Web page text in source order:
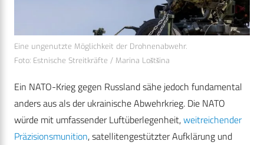
Eine ungenutzte Möglichkeit der Drohnenabwehr.
Foto: Estnische Streitkräfte / Marina Loštšina
Ein NATO-Krieg gegen Russland sähe jedoch fundamental
anders aus als der ukrainische Abwehrkrieg. Die NATO
würde mit umfassender Luftüberlegenheit,weitreichender
Präzisionsmunition, satellitengestützter Aufklärung und